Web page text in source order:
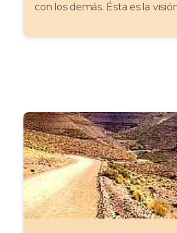
con los demás. Ésta es la